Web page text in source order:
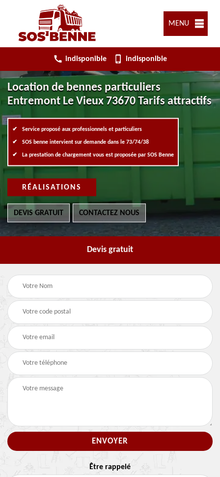
MENU
indisponible indisponible
Location de bennes particuliers
Entremont Le Vieux 73670 Tarifs attractifs
Service proposé aux professionnels et particuliers
SOS benne intervient sur demande dans le 73/74/38
La prestation de chargement vous est proposée par SOS Benne
RÉALISATIONS
DEVIS GRATUIT CONTACTEZ NOUS
Devis gratuit
Être rappelé